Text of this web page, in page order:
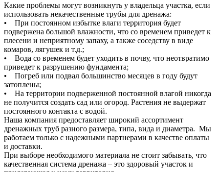
Какие проблемы могут возникнуть у владельца участка, если
использовать некачественные трубы для дренажа:
• При постоянном избытке влаги территория будет
подвержена большой влажности, что со временем приведет к
плесени и неприятному запаху, а также соседству в виде
комаров, лягушек и т.д.;
• Вода со временем будет уходить в почву, что неотвратимо
приведет к разрушению фундамента;
• Погреб или подвал большинство месяцев в году будут
затоплены;
• На территории подверженной постоянной влагой никогда
не получится создать сад или огород. Растения не выдержат
постоянного контакта с водой.
Наша компания предоставляет широкий ассортимент
дренажных труб разного размера, типа, вида и диаметра. Мы
работаем только с надежными партнерами в качестве оплаты
и доставки.
При выборе необходимого материала не стоит забывать, что
качественная система дренажа – это здоровый участок и